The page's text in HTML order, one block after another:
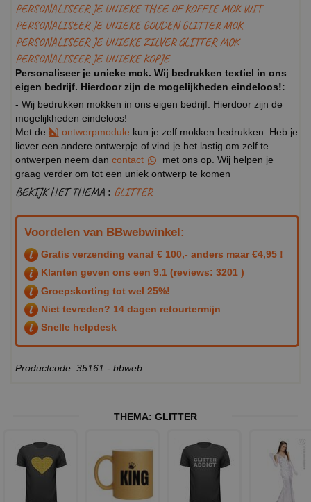
PERSONALISEER JE UNIEKE THEE OF KOFFIE MOK WIT
PERSONALISEER JE UNIEKE GOUDEN GLITTER MOK
PERSONALISEER JE UNIEKE ZILVER GLITTER MOK
PERSONALISEER JE UNIEKE KOPJE
Personaliseer je unieke mok. Wij bedrukken textiel in ons
eigen bedrijf. Hierdoor zijn de mogelijkheden eindeloos!:
- Wij bedrukken mokken in ons eigen bedrijf. Hierdoor zijn de
mogelijkheden eindeloos!
Met de
ontwerpmodule kun je zelf mokken bedrukken. Heb je
liever een andere ontwerpje of vind je het lastig om zelf te
ontwerpen neem dan contact
met ons op. Wij helpen je
graag verder om tot een uniek ontwerp te komen
BEKIJK HET THEMA : GLITTER
Voordelen van BBwebwinkel:
Gratis verzending vanaf € 100,- anders maar €4,95 !
Klanten geven ons een 9.1 (reviews: 3201 )
Groepskorting tot wel 25%!
Niet tevreden? 14 dagen retourtermijn
Snelle helpdesk
Productcode: 35161 - bbweb
THEMA: GLITTER